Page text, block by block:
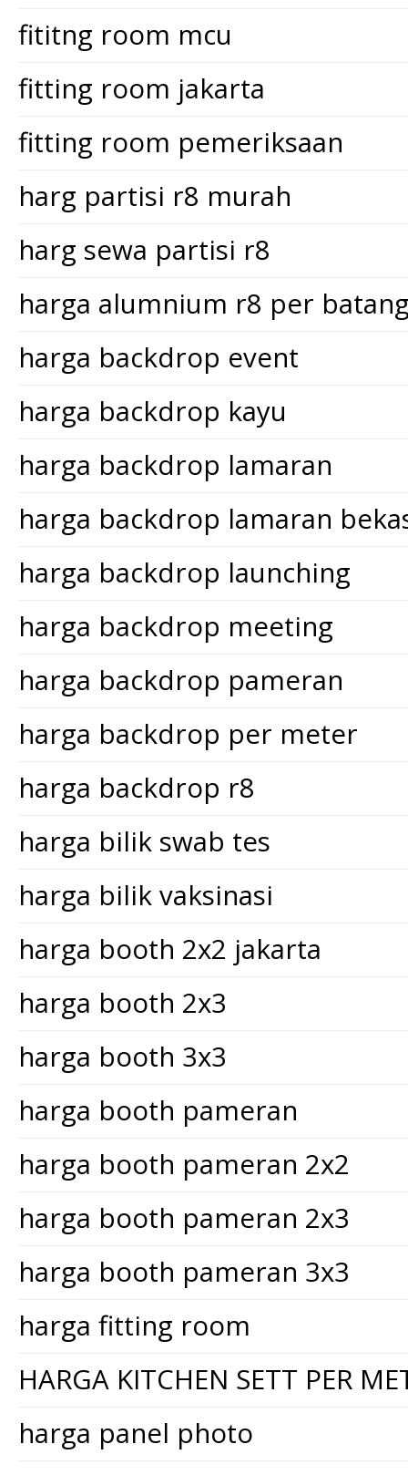
fititng room mcu
fitting room jakarta
fitting room pemeriksaan
harg partisi r8 murah
harg sewa partisi r8
harga alumnium r8 per
harga backdrop event
harga backdrop kayu
harga backdrop lamaran
harga backdrop lamaran
harga backdrop launching
harga backdrop meeting
harga backdrop pameran
harga backdrop per meter
harga backdrop r8
harga bilik swab tes
harga bilik vaksinasi
harga booth 2x2 jakarta
harga booth 2x3
harga booth 3x3
harga booth pameran
harga booth pameran 2x2
harga booth pameran 2x3
harga booth pameran 3x3
harga fitting room
HARGA KITCHEN SETT PER
harga panel photo